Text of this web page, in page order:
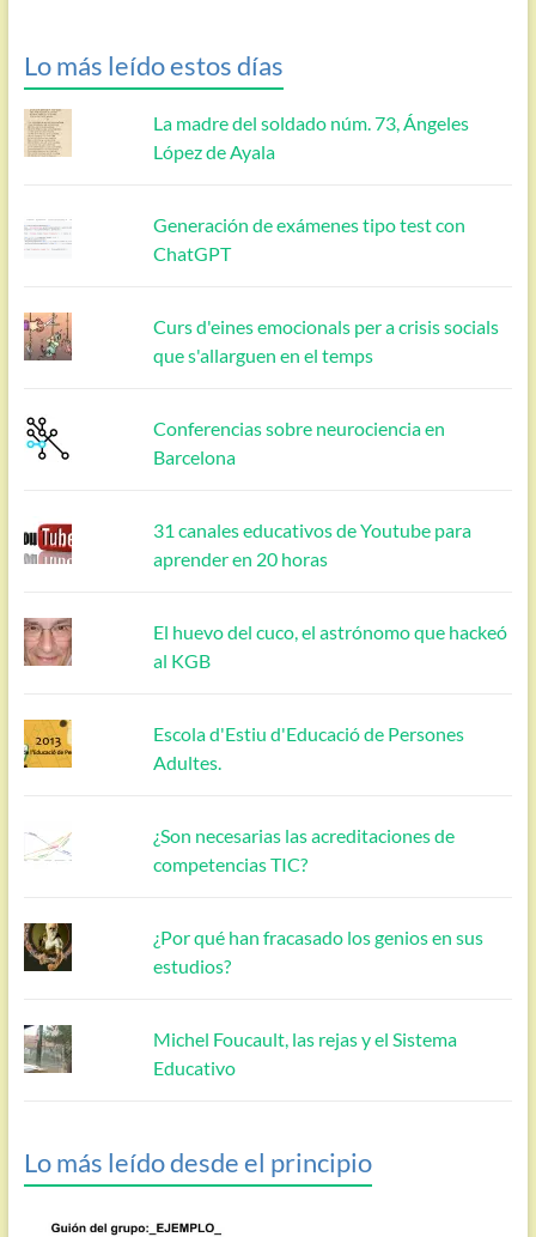
Lo más leído estos días
La madre del soldado núm. 73, Ángeles
López de Ayala
Generación de exámenes tipo test con
ChatGPT
Curs d'eines emocionals per a crisis socials
que s'allarguen en el temps
Conferencias sobre neurociencia en
Barcelona
31 canales educativos de Youtube para
aprender en 20 horas
El huevo del cuco, el astrónomo que hackeó
al KGB
Escola d'Estiu d'Educació de Persones
Adultes.
¿Son necesarias las acreditaciones de
competencias TIC?
¿Por qué han fracasado los genios en sus
estudios?
Michel Foucault, las rejas y el Sistema
Educativo
Lo más leído desde el principio